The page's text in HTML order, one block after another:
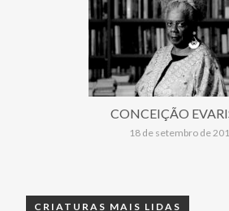
CONCEIÇÃO
18 de setembro de
CRIATURAS MAIS LIDAS